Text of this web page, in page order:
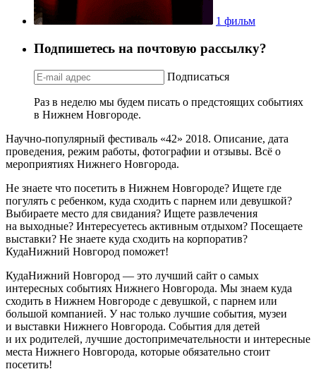
1 фильм
Подпишетесь на почтовую рассылку?
Подписаться
Раз в неделю мы будем писать о предстоящих событиях
в Нижнем Новгороде.
Научно-популярный фестиваль «42» 2018. Описание, дата
проведения, режим работы, фотографии и отзывы. Всё о
мероприятиях Нижнего Новгорода.
Не знаете что посетить в Нижнем Новгороде? Ищете где
погулять с ребенком, куда сходить с парнем или девушкой?
Выбираете место для свидания? Ищете развлечения
на выходные? Интересуетесь активным отдыхом? Посещаете
выставки? Не знаете куда сходить на корпоратив?
КудаНижний Новгород поможет!
КудаНижний Новгород — это лучший сайт о самых
интересных событиях Нижнего Новгорода. Мы знаем куда
сходить в Нижнем Новгороде с девушкой, с парнем или
большой компанией. У нас только лучшие события, музеи
и выставки Нижнего Новгорода. События для детей
и их родителей, лучшие достопримечательности и интересные
места Нижнего Новгорода, которые обязательно стоит
посетить!